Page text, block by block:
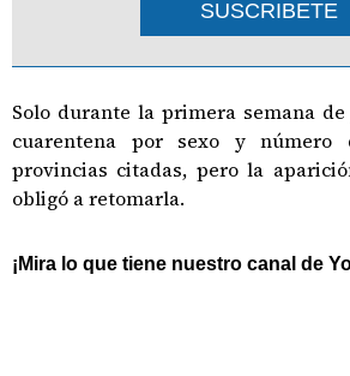
SUSCRIBETE
Solo durante la primera semana
cuarentena por sexo y número
provincias citadas, pero la
obligó a retomarla.
¡Mira lo que tiene nuestro canal de